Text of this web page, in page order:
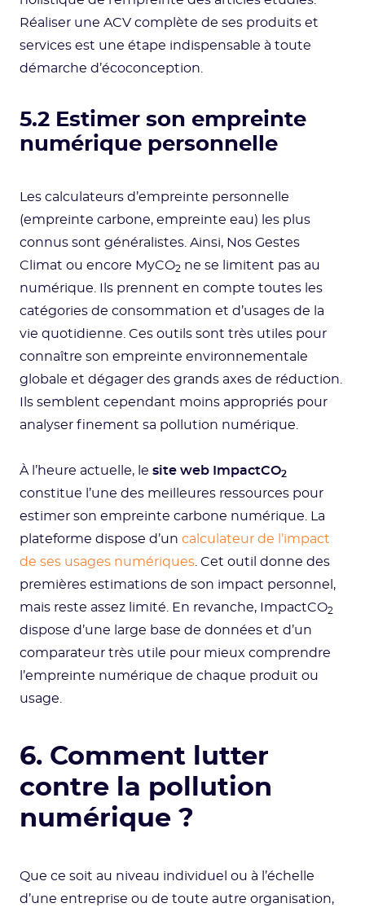
Réaliser une ACV complète de ses produits et
services est une étape indispensable à toute
démarche d’écoconception.
5.2 Estimer son empreinte
numérique personnelle
Les calculateurs d’empreinte personnelle
(empreinte carbone, empreinte eau) les plus
connus sont généralistes. Ainsi, Nos Gestes
Climat ou encore MyCO2 ne se limitent pas au
numérique. Ils prennent en compte toutes les
catégories de consommation et d’usages de la
vie quotidienne. Ces outils sont très utiles pour
connaître son empreinte environnementale
globale et dégager des grands axes de réduction.
Ils semblent cependant moins appropriés pour
analyser finement sa pollution numérique.
À l’heure actuelle, le site web ImpactCO2
constitue l’une des meilleures ressources pour
estimer son empreinte carbone numérique. La
plateforme dispose d’un calculateur de l’impact
de ses usages numériques . Cet outil donne des
premières estimations de son impact personnel,
mais reste assez limité. En revanche, ImpactCO2
dispose d’une large base de données et d’un
comparateur très utile pour mieux comprendre
l’empreinte numérique de chaque produit ou
usage.
6. Comment lutter
contre la pollution
numérique ?
Que ce soit au niveau individuel ou à l’échelle
d’une entreprise ou de toute autre organisation,